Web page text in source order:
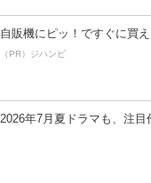
自販機にピッ！ですぐに買え
（PR）ジハンピ
2026年7月夏ドラマも、注目